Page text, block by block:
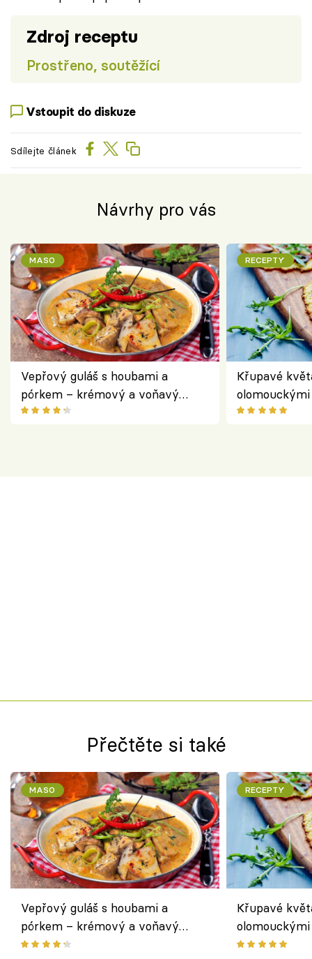
Zdroj receptu
Prostřeno, soutěžící
Vstoupit do diskuze
Sdílejte článek
Návrhy pro vás
MASO
Vepřový guláš s houbami a
pórkem – krémový a voňavý
pokrm z jednoho hrnce
RECEPTY
Křupavé
bezlepkový
Přečtěte si také
MASO
Vepřový guláš s houbami a
pórkem – krémový a voňavý
pokrm z jednoho hrnce
RECEPTY
Křupavé
bezlepkový